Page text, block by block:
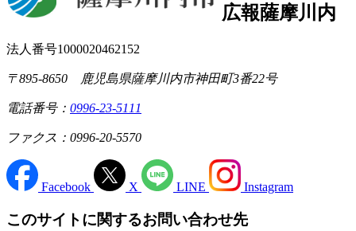
広報薩摩川内
法人番号1000020462152
〒895-8650 鹿児島県薩摩川内市神田町3番22号
電話番号： 0996-23-5111
ファクス：0996-20-5570
Facebook X LINE Instagram
このサイトに関するお問い合わせ先